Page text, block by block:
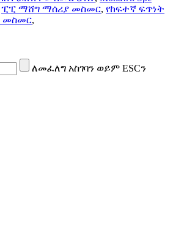
ፒፒ ማሸግ ማሰሪያ መስመር, የከፍተኛ ፍጥነት
መስመር,
ለመፈለግ አስገባን ወይም ESCን